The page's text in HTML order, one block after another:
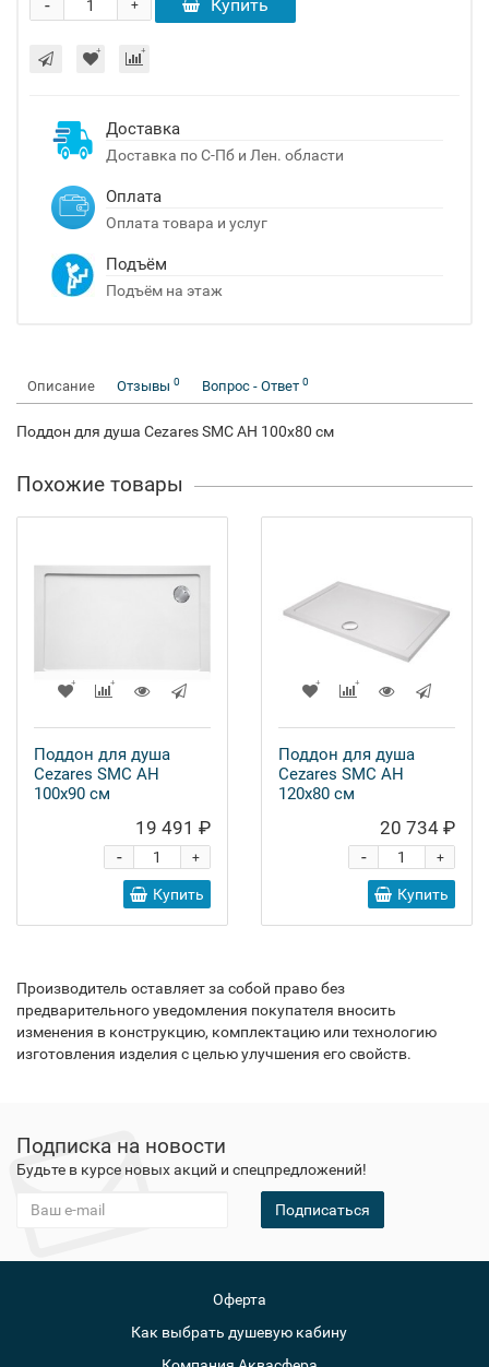
+
- Купить
Доставка
Доставка по С-Пб и Лен. области
Оплата
Оплата товара и услуг
Подъём
Подъём на этаж
Описание Отзывы 0 Вопрос - Ответ 0
Поддон для душа Cezares SMC AH 100x80 см
Похожие товары
Поддон для душа
Cezares SMC AH
100x90 см
19 491 ₽
+
-
Купить
Поддон для душа
Cezares SMC AH
120x80 см
20 734 ₽
+
-
Купить
Производитель оставляет за собой право без
предварительного уведомления покупателя вносить
изменения в конструкцию, комплектацию или технологию
изготовления изделия с целью улучшения его свойств.
Подписка на новости
Будьте в курсе новых акций и спецпредложений!
Подписаться
Оферта
Как выбрать душевую кабину